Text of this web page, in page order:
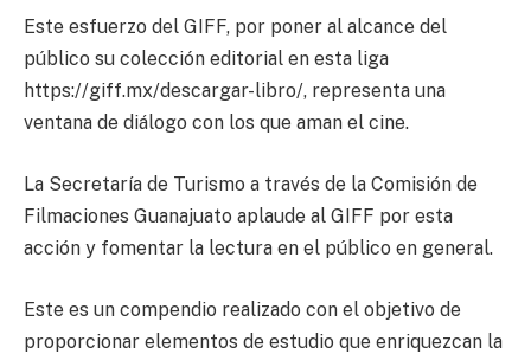
Este esfuerzo del GIFF, por poner al alcance del
público su colección editorial en esta liga
https://giff.mx/descargar-libro/, representa una
ventana de diálogo con los que aman el cine.
La Secretaría de Turismo a través de la Comisión de
Filmaciones Guanajuato aplaude al GIFF por esta
acción y fomentar la lectura en el público en general.
Este es un compendio realizado con el objetivo de
proporcionar elementos de estudio que enriquezcan la